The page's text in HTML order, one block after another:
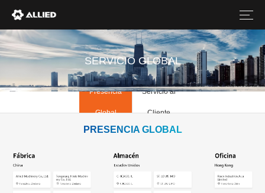
SERVICIO GLOBAL
Presencia
Global
Servicio al
Cliente